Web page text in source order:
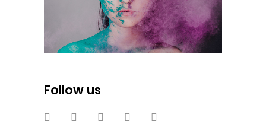
Follow us